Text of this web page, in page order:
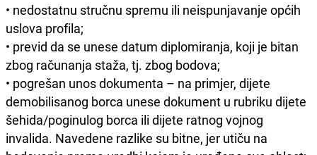
• nedostatnu stručnu spremu ili neispunjavanje općih
uslova profila;
• previd da se unese datum diplomiranja, koji je bitan
zbog računanja staža, tj. zbog bodova;
• pogrešan unos dokumenta – na primjer, dijete
demobilisanog borca unese dokument u rubriku dijete
šehida/poginulog borca ili dijete ratnog vojnog
invalida. Navedene razlike su bitne, jer utiču na